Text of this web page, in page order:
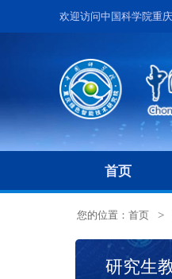
欢迎访问中国科学院重
首页
您的位置：首页
研究生